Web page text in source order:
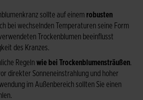
sollte auf einem robusten
bei wechselnden Temperaturen seine Form
Trockenblumen beeinflusst
des Kranzes.
Regeln wie bei Trockenblumensträußen.
direkter Sonneneinstrahlung und hoher
im Außenbereich sollten Sie einen